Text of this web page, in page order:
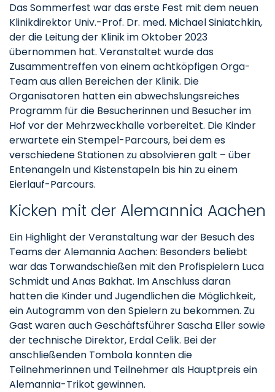
Das Sommerfest war das erste Fest mit dem neuen
Klinikdirektor Univ.-Prof. Dr. med. Michael Siniatchkin,
der die Leitung der Klinik im Oktober 2023
übernommen hat. Veranstaltet wurde das
Zusammentreffen von einem achtköpfigen Orga-
Team aus allen Bereichen der Klinik. Die
Organisatoren hatten ein abwechslungsreiches
Programm für die Besucherinnen und Besucher im
Hof vor der Mehrzweckhalle vorbereitet. Die Kinder
erwartete ein Stempel-Parcours, bei dem es
verschiedene Stationen zu absolvieren galt – über
Entenangeln und Kistenstapeln bis hin zu einem
Eierlauf-Parcours.
Kicken mit der Alemannia Aachen
Ein Highlight der Veranstaltung war der Besuch des
Teams der Alemannia Aachen: Besonders beliebt
war das Torwandschießen mit den Profispielern Luca
Schmidt und Anas Bakhat. Im Anschluss daran
hatten die Kinder und Jugendlichen die Möglichkeit,
ein Autogramm von den Spielern zu bekommen. Zu
Gast waren auch Geschäftsführer Sascha Eller sowie
der technische Direktor, Erdal Celik. Bei der
anschließenden Tombola konnten die
Teilnehmerinnen und Teilnehmer als Hauptpreis ein
Alemannia-Trikot gewinnen.